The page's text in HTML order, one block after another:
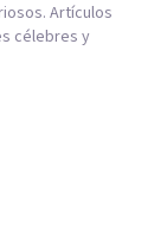
Artículos
célebres y